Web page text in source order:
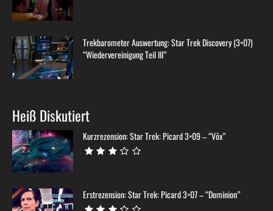
Trekbarometer Auswertung: Star Trek Discovery (3×07)
“Wiedervereinigung Teil III”
Heiß Diskutiert
Kurzrezension: Star Trek: Picard 3×09 – “Võx”
Erstrezension: Star Trek: Picard 3×07 – “Dominion”